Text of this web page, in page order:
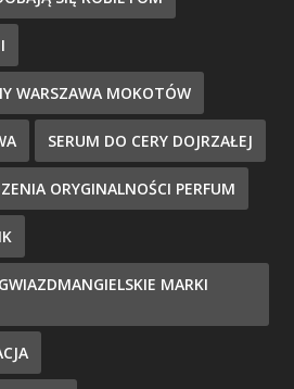
WARSZAWA MOKOTÓW
SERUM DO CERY DOJRZAŁEJ
ORYGINALNOŚCI PERFUM
MARKI